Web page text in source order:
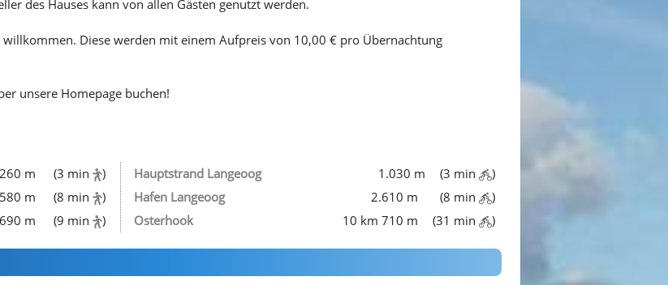
des Hauses kann von allen Gästen genutzt werden.
Diese werden mit einem Aufpreis von 10,00 € pro Übernachtung
unsere Homepage buchen!
260 m (3 min
)
580 m (8 min
)
690 m (9 min )
Hauptstrand Langeoog 1.030 m (3 min
)
Hafen Langeoog
2.610 m (8 min
)
Osterhook
10 km 710 m (31 min )